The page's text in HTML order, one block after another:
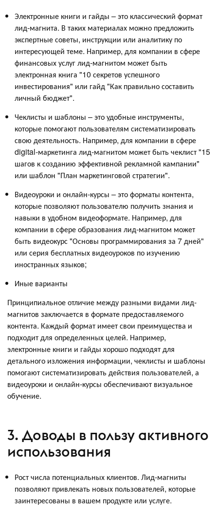
Электронные книги и гайды – это классический формат
лид-магнита. В таких материалах можно предложить
экспертные советы, инструкции или аналитику по
интересующей теме. Например, для компании в сфере
финансовых услуг лид-магнитом может быть
электронная книга "10 секретов успешного
инвестирования" или гайд "Как правильно составить
личный бюджет".
Чеклисты и шаблоны – это удобные инструменты,
которые помогают пользователям систематизировать
свою деятельность. Например, для компании в сфере
digital-маркетинга лид-магнитом может быть чеклист "15
шагов к созданию эффективной рекламной кампании"
или шаблон "План маркетинговой стратегии".
Видеоуроки и онлайн-курсы – это форматы контента,
которые позволяют пользователю получить знания и
навыки в удобном видеоформате. Например, для
компании в сфере образования лид-магнитом может
быть видеокурс "Основы программирования за 7 дней"
или серия бесплатных видеоуроков по изучению
иностранных языков;
Иные варианты
Принципиальное отличие между разными видами лид-
магнитов заключается в формате предоставляемого
контента. Каждый формат имеет свои преимущества и
подходит для определенных целей. Например,
электронные книги и гайды хорошо подходят для
детального изложения информации, чеклисты и шаблоны
помогают систематизировать действия пользователей, а
видеоуроки и онлайн-курсы обеспечивают визуальное
обучение.
3. Доводы в пользу активного
использования
Рост числа потенциальных клиентов. Лид-магниты
позволяют привлекать новых пользователей, которые
заинтересованы в вашем продукте или услуге.